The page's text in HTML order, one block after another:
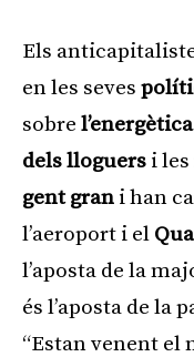
Els
en les seves
sobre
dels lloguers i les
gent gran i han
l’aeroport i el
l’aposta de la
és l’aposta de la
“Estan venent el